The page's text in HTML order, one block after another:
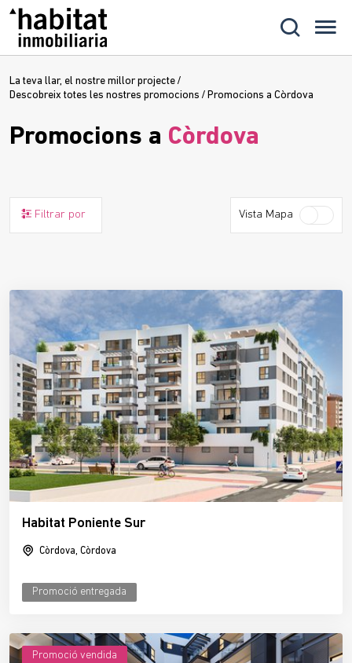
La teva llar, el nostre millor projecte /
Descobreix totes les nostres promocions / Promocions a Còrdova
Promocions a Còrdova
Filtrar por Vista Mapa
Habitat Poniente Sur
Còrdova, Còrdova
Promoció entregada
Promoció vendida